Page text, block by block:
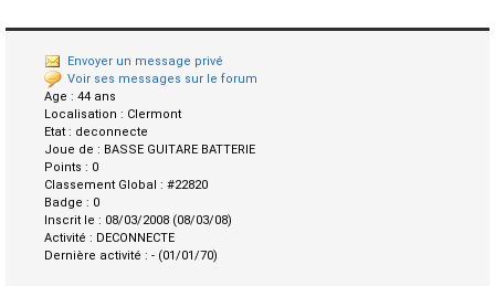
Envoyer un message privé
Voir ses messages sur le forum
Age : 44 ans
Localisation : Clermont
Etat : deconnecte
Joue de : BASSE GUITARE BATTERIE
Points : 0
Classement Global : #22820
Badge : 0
Inscrit le : 08/03/2008 (08/03/08)
Activité : DECONNECTE
Dernière activité : - (01/01/70)